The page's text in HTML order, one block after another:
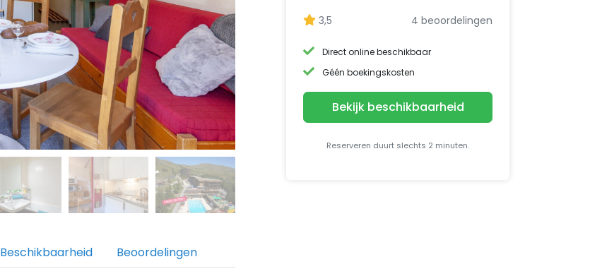
Beschikbaarheid Beoordelingen
3,5 4 beoordelingen
Direct online beschikbaar
Géén boekingskosten
Bekijk beschikbaarheid
Reserveren duurt slechts 2 minuten.